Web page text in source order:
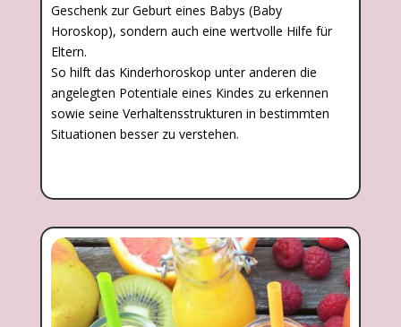
Geschenk zur Geburt eines Babys (Baby
Horoskop), sondern auch eine wertvolle Hilfe für
Eltern.
So hilft das Kinderhoroskop unter anderen die
angelegten Potentiale eines Kindes zu erkennen
sowie seine Verhaltensstrukturen in bestimmten
Situationen besser zu verstehen.